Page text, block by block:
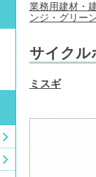
業務用建材・
ンジ・グリー
サイクル
ミスギ